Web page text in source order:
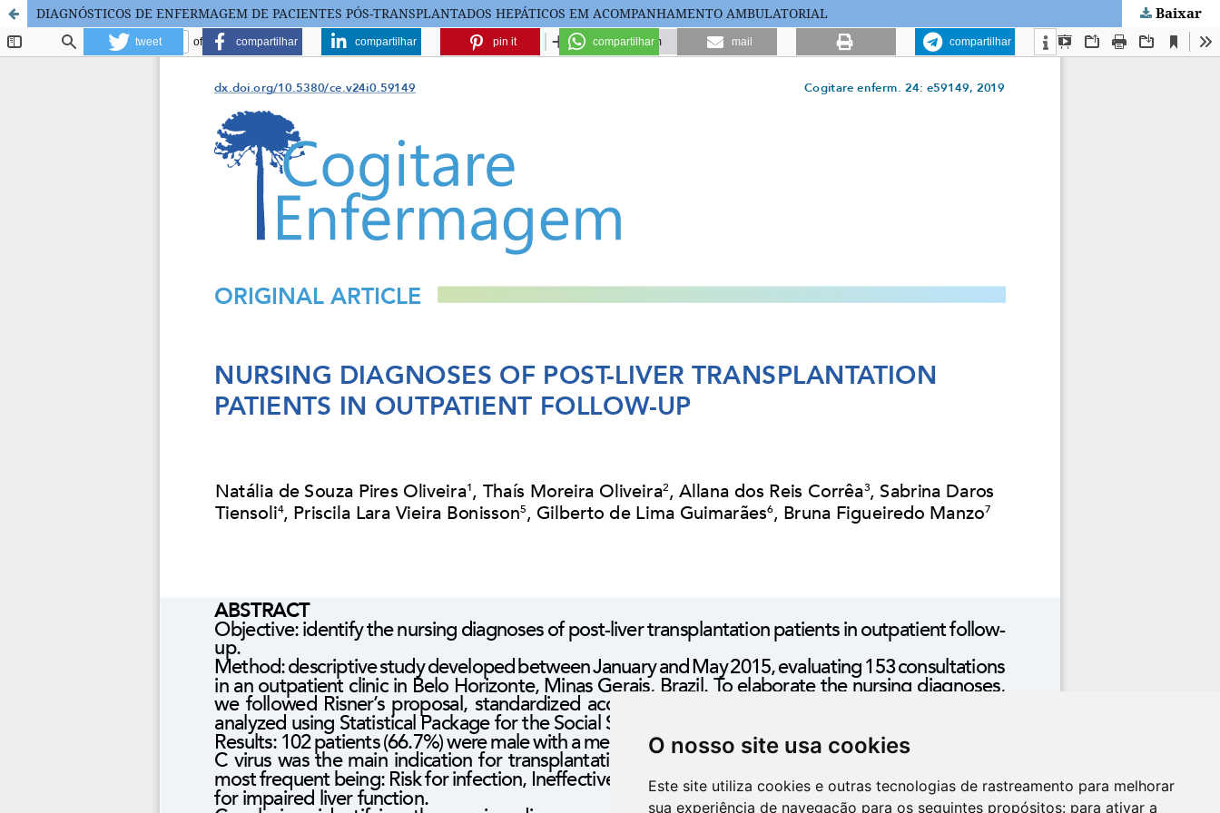
O nosso site usa cookies
Este site utiliza cookies e outras tecnologias de rastreamento para melhorar
sua experiência de navegação para os seguintes propósitos: para ativar a
DIAGNÓSTICOS DE ENFERMAGEM DE PACIENTES PÓS-TRANSPLANTADOS HEPÁTICOS EM ACOMPANHAMENTO AMBULATORIAL Baixar
tweet compartilhar compartilhar pin it compartilhar mail compartilhar